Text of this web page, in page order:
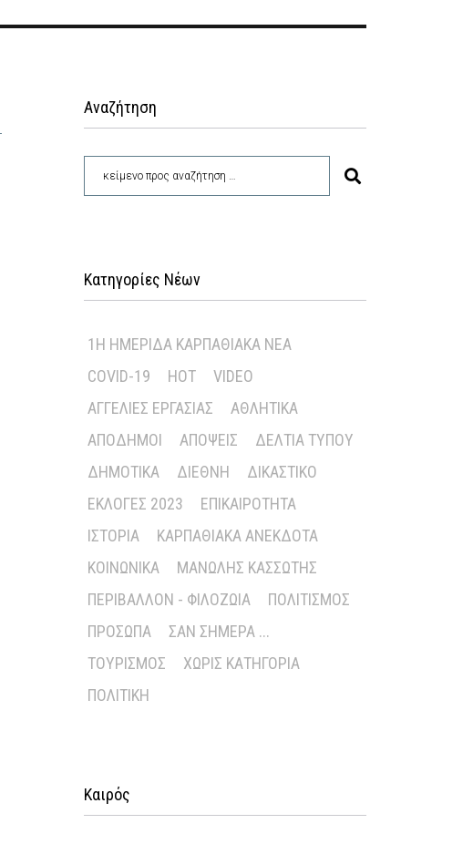
Αναζήτηση
Κατηγορίες Νέων
1Η ΗΜΕΡΊΔΑ ΚΑΡΠΑΘΙΑΚΆ ΝΈΑ
COVID-19
HOT
VIDEO
ΑΓΓΕΛΊΕΣ ΕΡΓΑΣΊΑΣ
ΑΘΛΗΤΙΚΆ
ΑΠΌΔΗΜΟΙ
ΑΠΌΨΕΙΣ
ΔΕΛΤΊΑ ΤΎΠΟΥ
ΔΗΜΟΤΙΚΆ
ΔΙΕΘΝΉ
ΔΙΚΑΣΤΙΚΌ
ΕΚΛΟΓΈΣ 2023
ΕΠΙΚΑΙΡΌΤΗΤΑ
ΙΣΤΟΡΊΑ
ΚΑΡΠΑΘΙΑΚΆ ΑΝΈΚΔΟΤΑ
ΚΟΙΝΩΝΙΚΆ
ΜΑΝΏΛΗΣ ΚΑΣΣΏΤΗΣ
ΠΕΡΙΒΆΛΛΟΝ - ΦΙΛΟΖΩΊΑ
ΠΟΛΙΤΙΣΜΌΣ
ΠΡΌΣΩΠΑ
ΣΑΝ ΣΉΜΕΡΑ ...
ΤΟΥΡΙΣΜΌΣ
ΧΩΡΊΣ ΚΑΤΗΓΟΡΊΑ
ΠΟΛΙΤΙΚΉ
Καιρός